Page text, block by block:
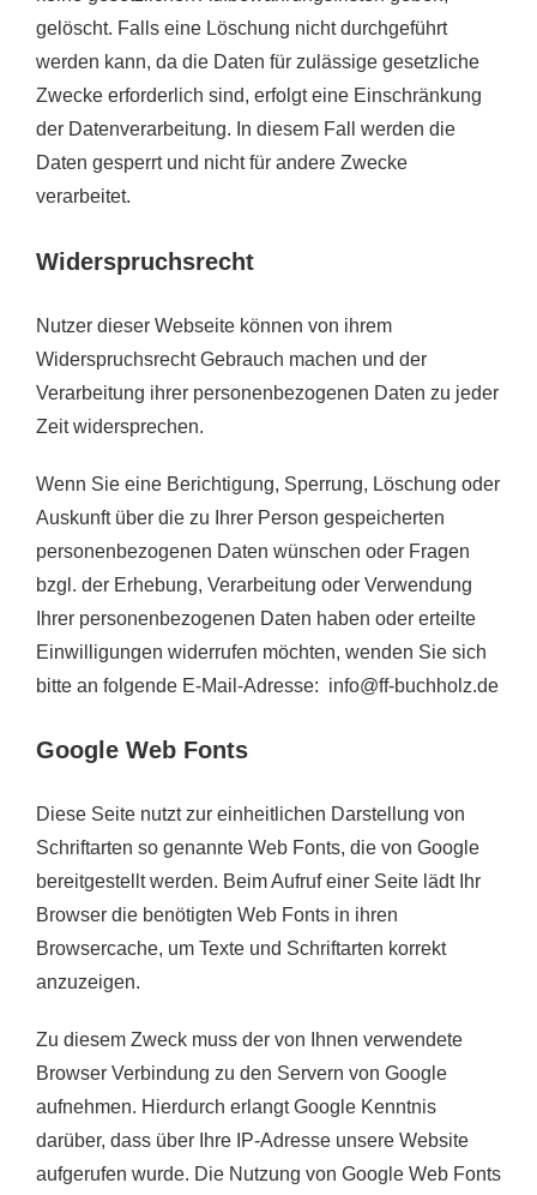
gelöscht. Falls eine Löschung nicht durchgeführt
werden kann, da die Daten für zulässige gesetzliche
Zwecke erforderlich sind, erfolgt eine Einschränkung
der Datenverarbeitung. In diesem Fall werden die
Daten gesperrt und nicht für andere Zwecke
verarbeitet.
Widerspruchsrecht
Nutzer dieser Webseite können von ihrem
Widerspruchsrecht Gebrauch machen und der
Verarbeitung ihrer personenbezogenen Daten zu jeder
Zeit widersprechen.
Wenn Sie eine Berichtigung, Sperrung, Löschung oder
Auskunft über die zu Ihrer Person gespeicherten
personenbezogenen Daten wünschen oder Fragen
bzgl. der Erhebung, Verarbeitung oder Verwendung
Ihrer personenbezogenen Daten haben oder erteilte
Einwilligungen widerrufen möchten, wenden Sie sich
bitte an folgende E-Mail-Adresse: info@ff-buchholz.de
Google Web Fonts
Diese Seite nutzt zur einheitlichen Darstellung von
Schriftarten so genannte Web Fonts, die von Google
bereitgestellt werden. Beim Aufruf einer Seite lädt Ihr
Browser die benötigten Web Fonts in ihren
Browsercache, um Texte und Schriftarten korrekt
anzuzeigen.
Zu diesem Zweck muss der von Ihnen verwendete
Browser Verbindung zu den Servern von Google
aufnehmen. Hierdurch erlangt Google Kenntnis
darüber, dass über Ihre IP-Adresse unsere Website
aufgerufen wurde. Die Nutzung von Google Web Fonts